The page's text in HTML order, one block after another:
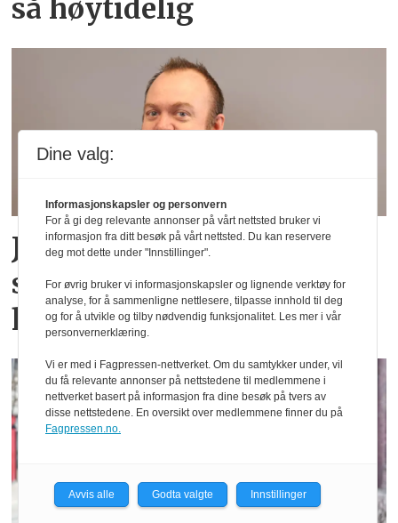
så høytidelig
Johan jobbet som B2B-
selger i Midtøsten: – En
helt annen tilnærming
Dine valg:
Informasjonskapsler og personvern
For å gi deg relevante annonser på vårt nettsted bruker vi
informasjon fra ditt besøk på vårt nettsted. Du kan reservere
deg mot dette under "Innstillinger".
For øvrig bruker vi informasjonskapsler og lignende verktøy for
analyse, for å sammenligne nettlesere, tilpasse innhold til deg
og for å utvikle og tilby nødvendig funksjonalitet. Les mer i vår
personvernerklæring.
Vi er med i Fagpressen-nettverket. Om du samtykker under, vil
du få relevante annonser på nettstedene til medlemmene i
nettverket basert på informasjon fra dine besøk på tvers av
disse nettstedene. En oversikt over medlemmene finner du på
Fagpressen.no.
Avvis alle Godta valgte Innstillinger